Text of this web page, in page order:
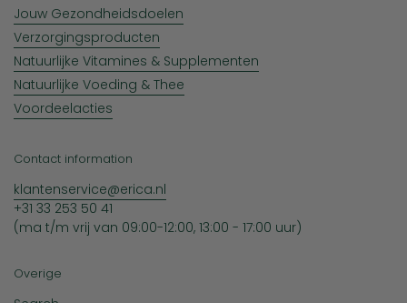
Jouw Gezondheidsdoelen
Verzorgingsproducten
Natuurlijke Vitamines & Supplementen
Natuurlijke Voeding & Thee
Voordeelacties
Contact information
klantenservice@erica.nl
+31 33 253 50 41
(ma t/m vrij van 09:00-12:00, 13:00 - 17:00 uur)
Overige